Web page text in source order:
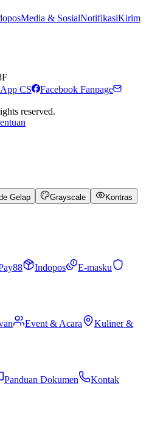
Media & SosialNotifikasiKirim
CS
Facebook Fanpage
reserved.
Gelap Grayscale Kontras
Indopos
E-masku
Event & Acara
Kuliner &
Panduan Dokumen
Kontak